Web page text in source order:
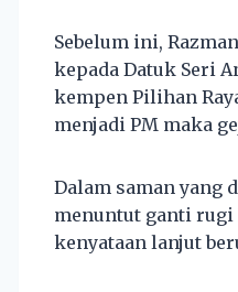
Sebelum ini,
kepada Datuk Seri
kempen Pilihan
menjadi PM maka
Dalam saman yang
menuntut ganti rugi
kenyataan lanjut